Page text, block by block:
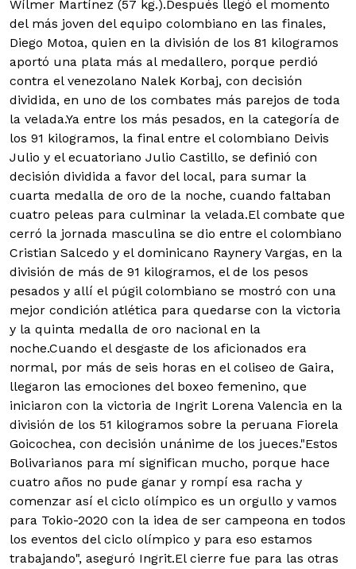
Wílmer Martínez (57 kg.).Después llegó el momento
del más joven del equipo colombiano en las finales,
Diego Motoa, quien en la división de los 81 kilogramos
aportó una plata más al medallero, porque perdió
contra el venezolano Nalek Korbaj, con decisión
dividida, en uno de los combates más parejos de toda
la velada.Ya entre los más pesados, en la categoría de
los 91 kilogramos, la final entre el colombiano Deivis
Julio y el ecuatoriano Julio Castillo, se definió con
decisión dividida a favor del local, para sumar la
cuarta medalla de oro de la noche, cuando faltaban
cuatro peleas para culminar la velada.El combate que
cerró la jornada masculina se dio entre el colombiano
Cristian Salcedo y el dominicano Raynery Vargas, en la
división de más de 91 kilogramos, el de los pesos
pesados y allí el púgil colombiano se mostró con una
mejor condición atlética para quedarse con la victoria
y la quinta medalla de oro nacional en la
noche.Cuando el desgaste de los aficionados era
normal, por más de seis horas en el coliseo de Gaira,
llegaron las emociones del boxeo femenino, que
iniciaron con la victoria de Ingrit Lorena Valencia en la
división de los 51 kilogramos sobre la peruana Fiorela
Goicochea, con decisión unánime de los jueces."Estos
Bolivarianos para mí significan mucho, porque hace
cuatro años no pude ganar y rompí esa racha y
comenzar así el ciclo olímpico es un orgullo y vamos
para Tokio-2020 con la idea de ser campeona en todos
los eventos del ciclo olímpico y para eso estamos
trabajando", aseguró Ingrit.El cierre fue para las otras